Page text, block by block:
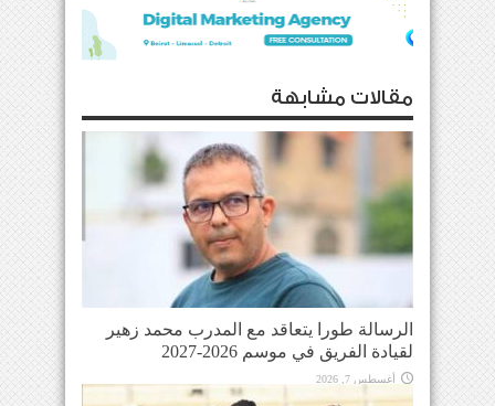
مقالات مشابهة
الرسالة طورا يتعاقد مع المدرب محمد زهير
لقيادة الفريق في موسم 2026-2027
أغسطس 7, 2026